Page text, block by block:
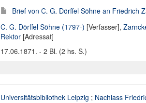
Brief von C. G. Dörffel Söhne an Friedrich
C. G. Dörffel Söhne (1797-) [Verfasser],
Rektor [Adressat]
17.06.1871. - 2 Bl. (2 hs. S.)
Universitätsbibliothek Leipzig ; Nachlass